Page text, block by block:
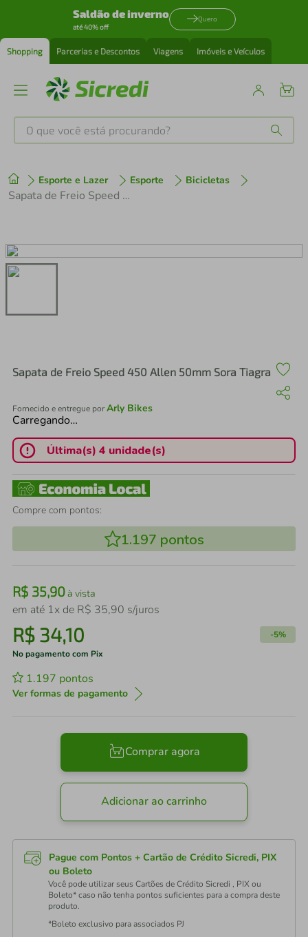
Saldão de inverno
até 40% off
Quero
Shopping Parcerias e Descontos Viagens Imóveis e Veículos
O que você está procurando?
Esporte e Lazer Esporte Bicicletas
Sapata de Freio Speed 450 Allen 50mm Sora Tiagra
Sapata de Freio Speed 450 Allen 50mm Sora Tiagra
Fornecido e entregue porArly Bikes
Carregando…
Última(s) 4 unidade(s)
Compre com pontos:
1.197 pontos
R$ 35,90à vista
em até 1x de R$ 35,90 s/juros
R$ 34,10 -5%
No pagamento com Pix
1.197 pontos
Ver formas de pagamento
Comprar agora
Adicionar ao carrinho
Pague com Pontos + Cartão de Crédito Sicredi, PIX
ou Boleto
Você pode utilizar seus Cartões de Crédito Sicredi , PIX ou
Boleto* caso não tenha pontos suficientes para a compra deste
produto.
*Boleto exclusivo para associados PJ
1º tenis